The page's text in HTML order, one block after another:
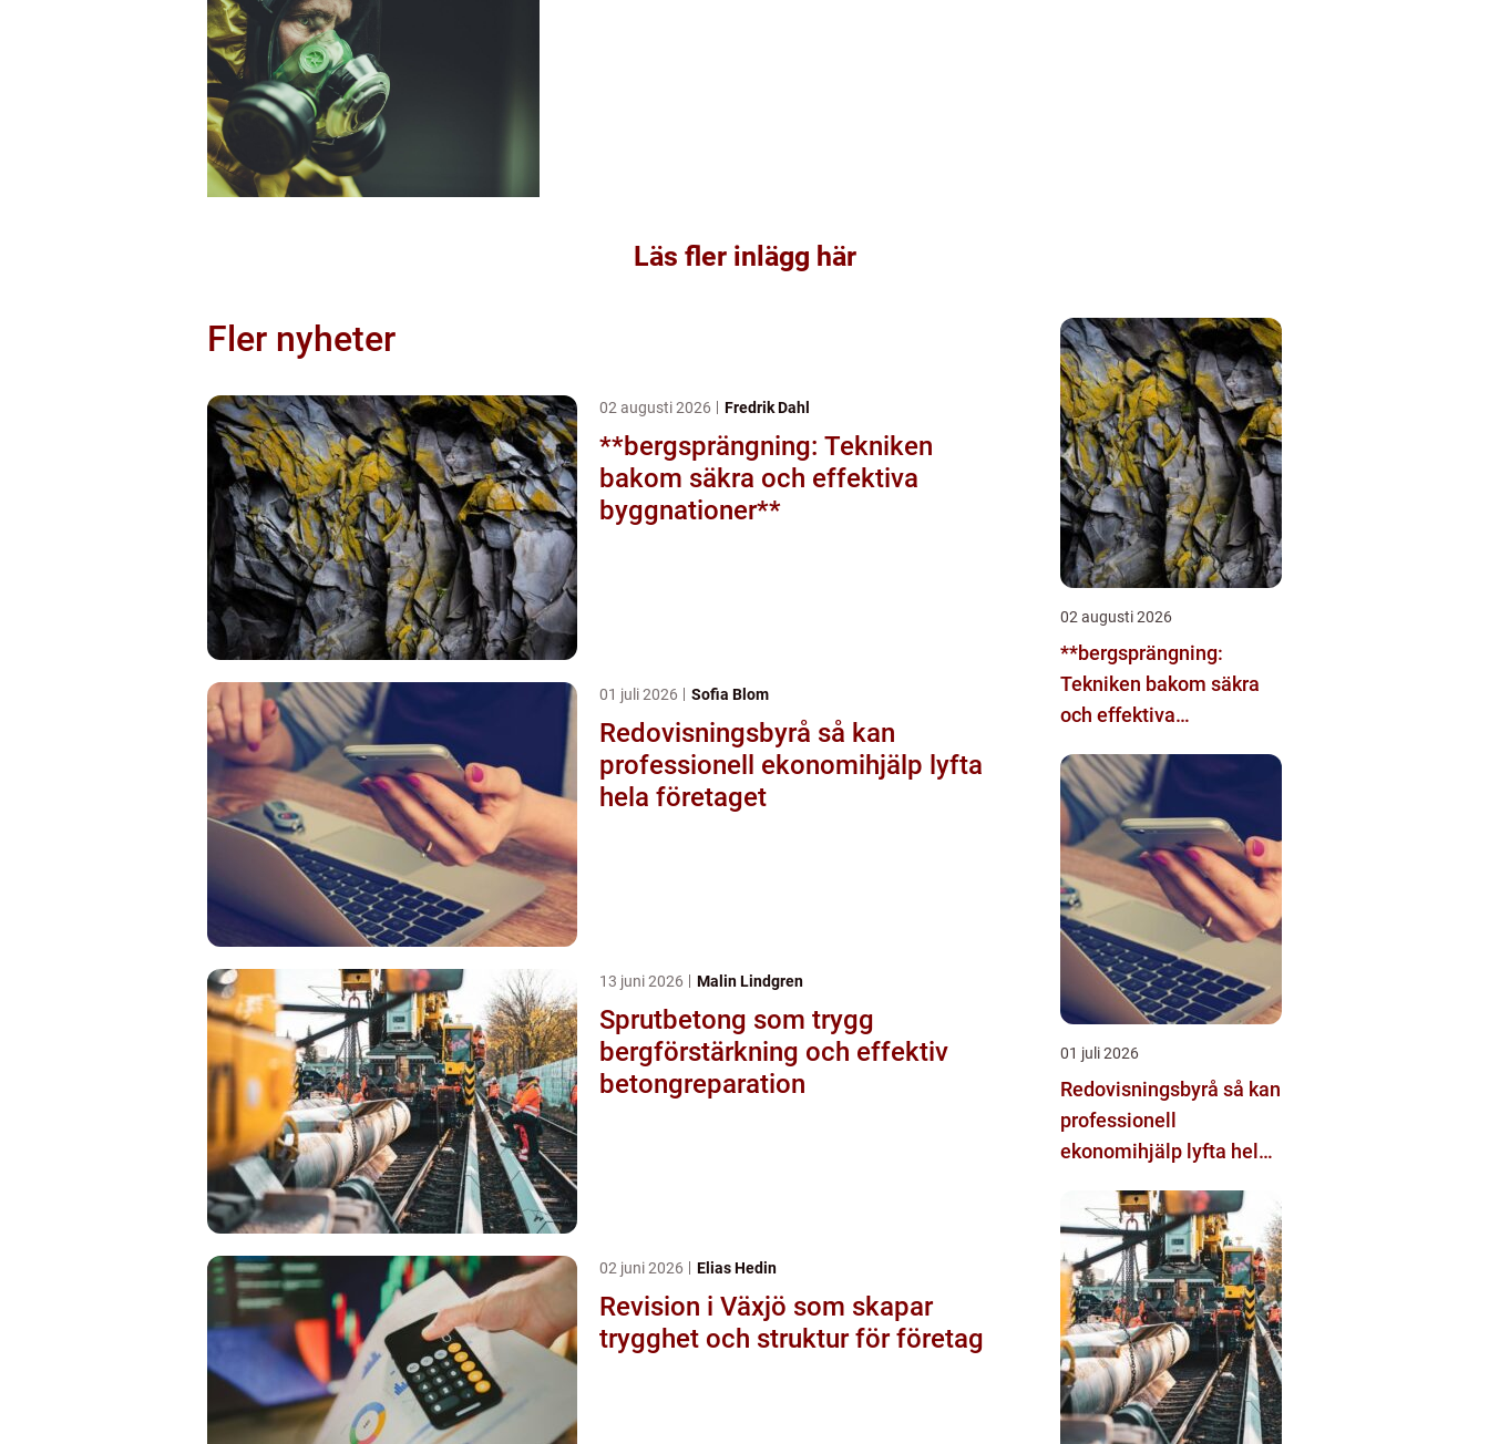
Läs fler inlägg här
Fler nyheter
02 augusti 2026 Fredrik Dahl
**bergsprängning: Tekniken
bakom säkra och effektiva
byggnationer**
01 juli 2026 Sofia Blom
Redovisningsbyrå så kan
professionell ekonomihjälp lyfta
hela företaget
13 juni 2026 Malin Lindgren
Sprutbetong som trygg
bergförstärkning och effektiv
betongreparation
02 juni 2026 Elias Hedin
Revision i Växjö som skapar
trygghet och struktur för företag
02 augusti 2026
**bergsprängning:
Tekniken bakom säkra
och effektiva
01 juli 2026
Redovisningsbyrå så kan
professionell
ekonomihjälp lyfta hela